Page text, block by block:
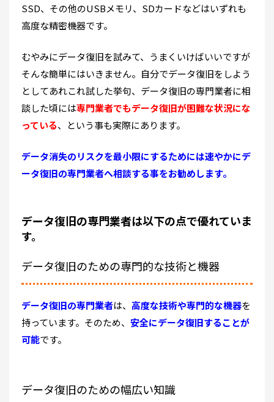
SSD、その他のUSBメモリ、SDカードなどはいずれも
高度な精密機器です。
むやみにデータ復旧を試みて、うまくいけばいいですが
そんな簡単にはいきません。自分でデータ復旧をしよう
としてあれこれ試した挙句、データ復旧の専門業者に相
談した頃には専門業者でもデータ復旧が困難な状況にな
っている、という事も実際にあります。
データ消失のリスクを最小限にするためには速やかにデ
ータ復旧の専門業者へ相談する事をお勧めします。
データ復旧の専門業者は以下の点で優れていま
す。
データ復旧のための専門的な技術と機器
データ復旧の専門業者は、 高度な技術や専門的な機器を
持っています。そのため、 安全にデータ復旧することが
可能です。
データ復旧のための幅広い知識